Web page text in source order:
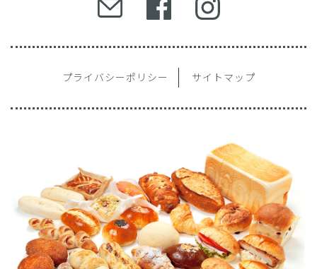
プライバシーポリシー サイトマップ